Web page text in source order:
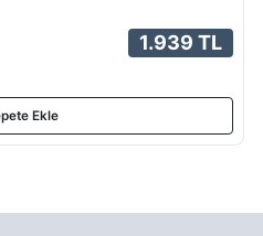
1.939 TL
Ekle